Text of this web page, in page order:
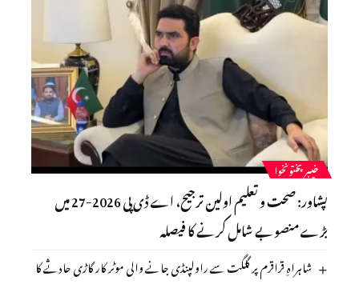
خیبرپختونخوا
پشاور: صحت و تعلیم اولین ترجیح، اے ڈی پی 2026-27 میں
بڑے منصوبے شامل کرنے کا فیصلہ
شاہراہِ قراقرم پر گلگت سے راولپنڈی جانے والی موٹر کار گاڑی حادثے کا